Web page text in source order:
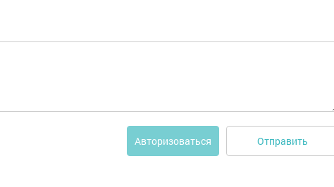
Авторизоваться Отправить